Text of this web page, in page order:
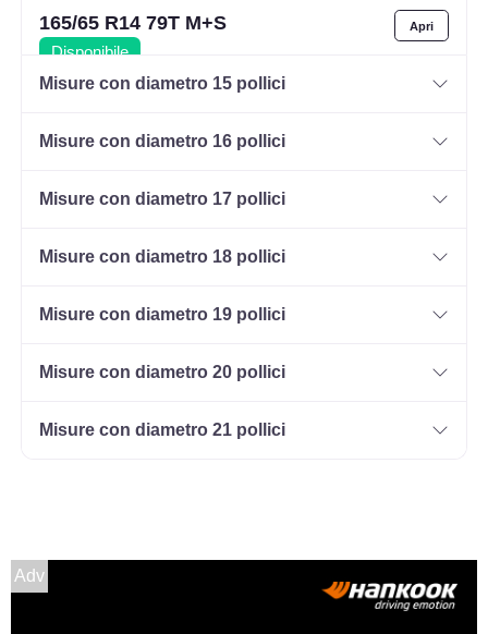
165/65 R14 79T M+S
Disponibile
165/70 R14 85T M+S XL
Disponibile
Misure con diametro 15 pollici
Misure con diametro 16 pollici
Misure con diametro 17 pollici
Misure con diametro 18 pollici
Misure con diametro 19 pollici
Misure con diametro 20 pollici
Misure con diametro 21 pollici
Adv